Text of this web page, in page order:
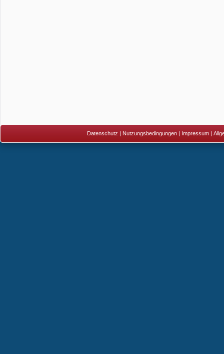
Datenschutz | Nutzungsbedingungen | Impressum |